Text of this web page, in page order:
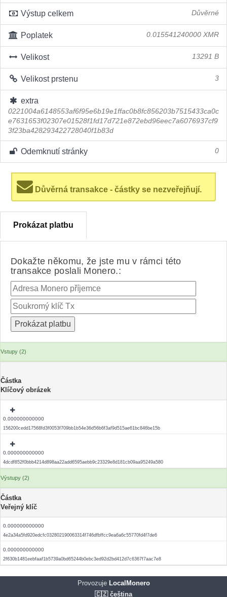
Výstup celkem Důvěrné
Poplatek 0.015541240000 XMR
Velikost 13291 B
Velikost prstenu 3
extra
0221004a6148553af6f95e6b19e1ffac0b8fc856203b7515433ca0c
e7631653f02307e01528f1fd17d721e872ebd96eec7a6076937cf9
3f23ba428293422728040f1b83d
Odemknutí stránky 0
Důvěrná transakce - částky se nezveřejňují.
Prokázat platbu
Dokažte někomu, že jste mu v rámci této
transakce poslali Monero.:
Vstupy (2)
Částka
Klíčový obrázek
0.000000000000
156200cedd17568fd3f0053f709bb1b54e36d56b6f3af9d515ae61bc846be15b
0.000000000000
4dcdf852f0bbb4214d898aa22add6595aebb9c23329e8d181cb09aa95249a580
Výstupy (2)
Částka
Veřejný klíč
0.000000000000
4e2a34a5fd920edcfc032802190063314f746dfbffcc9ea6a6c55770fd4f7de6
0.000000000000
2f630b1481eebfaaf1b5739a0bd65244b0ebc3ed92d2bd412d7c6367f7aac7e8
ProvozujeLocalMonero
🇨🇿 čeština